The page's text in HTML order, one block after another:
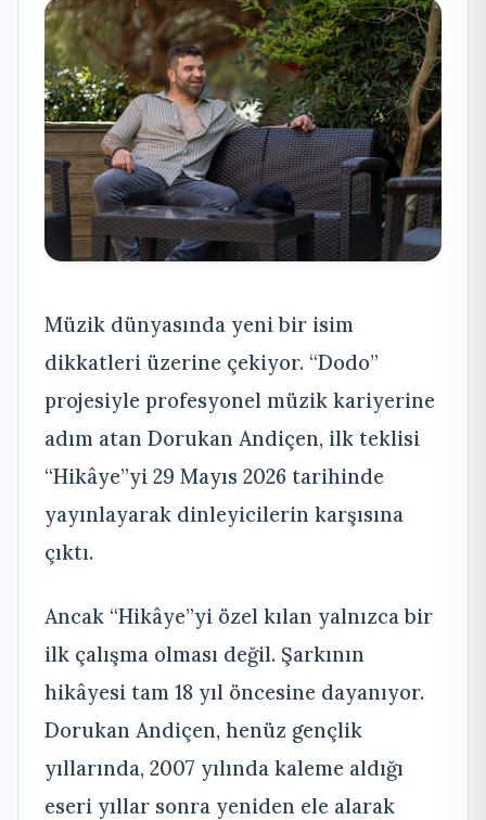
Müzik dünyasında yeni bir isim
dikkatleri üzerine çekiyor. “Dodo”
projesiyle profesyonel müzik kariyerine
adım atan Dorukan Andiçen, ilk teklisi
“Hikâye”yi 29 Mayıs 2026 tarihinde
yayınlayarak dinleyicilerin karşısına
çıktı.
Ancak “Hikâye”yi özel kılan yalnızca bir
ilk çalışma olması değil. Şarkının
hikâyesi tam 18 yıl öncesine dayanıyor.
Dorukan Andiçen, henüz gençlik
yıllarında, 2007 yılında kaleme aldığı
eseri yıllar sonra yeniden ele alarak